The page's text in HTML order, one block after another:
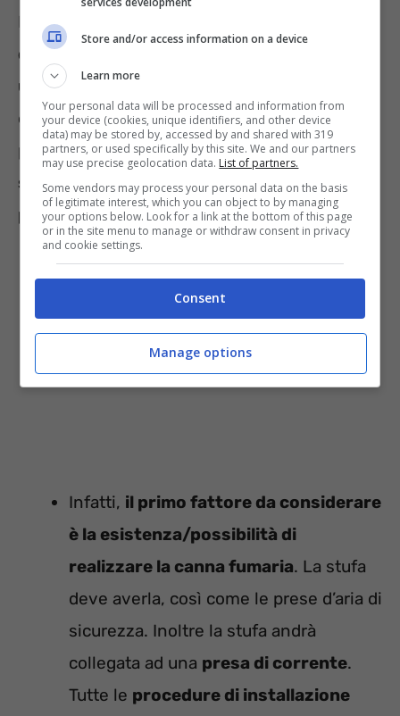
Le stufe a Pellet sono anche degli
design
un’impronta nuova al proprio ambiente
esistono però davvero tantissimi modelli. Per
prima cosa dobbiamoconsultare un tecnico
specializzato, che ci confermerà o meno la
possibilità di installarne una .
Infatti, il primo fattore da considerare
è la esistenza/possibilità di
realizzare la canna fumaria. La stufa
deve averla, così come le prese d’aria di
sicurezza. Inoltre la stufa andrà
collegata ad una presa di corrente.
Tutte le procedure di installazione
Store and/or access information on a device
Learn more
Your personal data will be processed and information from
your device (cookies, unique identifiers, and other device
data) may be stored by, accessed by and shared with 319
partners, or used specifically by this site. We and our partners
may use precise geolocation data. List of partners.
Some vendors may process your personal data on the basis
of legitimate interest, which you can object to by managing
your options below. Look for a link at the bottom of this page
or in the site menu to manage or withdraw consent in privacy
and cookie settings.
Consent
Manage options